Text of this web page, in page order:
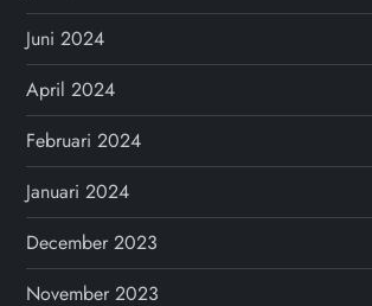
Juni 2024
April 2024
Februari 2024
Januari 2024
December 2023
November 2023